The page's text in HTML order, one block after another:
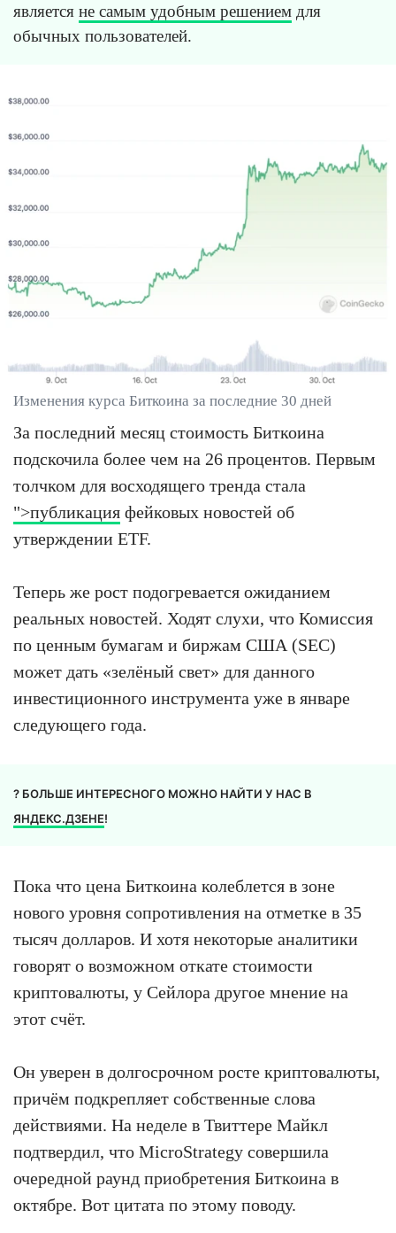
является не самым удобным решением для
обычных пользователей.
Изменения курса Биткоина за последние 30 дней
За последний месяц стоимость Биткоина
подскочила более чем на 26 процентов. Первым
толчком для восходящего тренда стала
">публикация фейковых новостей об
утверждении ETF.
Теперь же рост подогревается ожиданием
реальных новостей. Ходят слухи, что Комиссия
по ценным бумагам и биржам США (SEC)
может дать «зелёный свет» для данного
инвестиционного инструмента уже в январе
следующего года.
? БОЛЬШЕ ИНТЕРЕСНОГО МОЖНО НАЙТИ У НАС В
ЯНДЕКС.ДЗЕНЕ!
Пока что цена Биткоина колеблется в зоне
нового уровня сопротивления на отметке в 35
тысяч долларов. И хотя некоторые аналитики
говорят о возможном откате стоимости
криптовалюты, у Сейлора другое мнение на
этот счёт.
Он уверен в долгосрочном росте криптовалюты,
причём подкрепляет собственные слова
действиями. На неделе в Твиттере Майкл
подтвердил, что MicroStrategy совершила
очередной раунд приобретения Биткоина в
октябре. Вот цитата по этому поводу.